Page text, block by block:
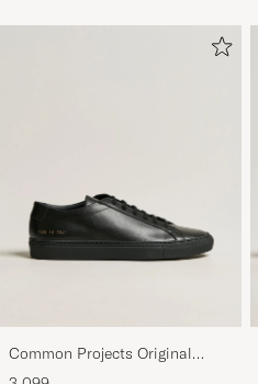
Common Projects Original
Achilles Sneaker Black